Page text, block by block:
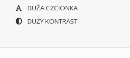
DUŻA CZCIONKA
DUŻY KONTRAST